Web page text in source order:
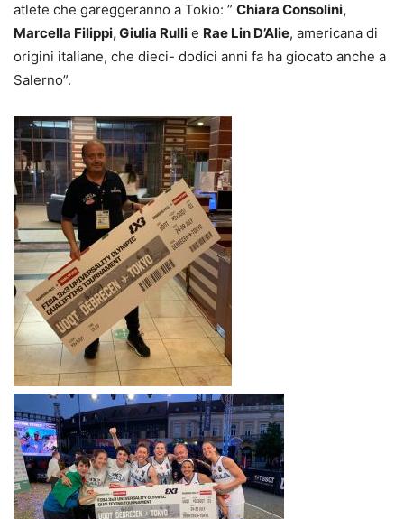
atlete che gareggeranno a Tokio: ” Chiara Consolini,
Marcella Filippi, Giulia Rulli e Rae Lin D’Alie, americana di
origini italiane, che dieci- dodici anni fa ha giocato anche a
Salerno”.